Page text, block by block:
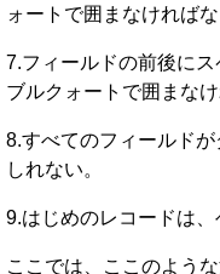
ォートで囲まなければな
7.フィールドの前後に
ブルクォートで囲まなけ
8.すべてのフィールド
しれない。
9.はじめのレコードは、
ここでは、ここのよう